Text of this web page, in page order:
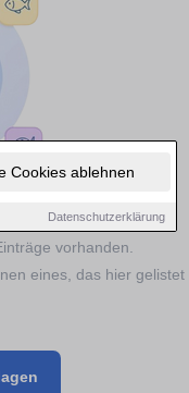
Cookies ablehnen
Datenschutzerklärung
vorhanden.
eines, das hier gelistet